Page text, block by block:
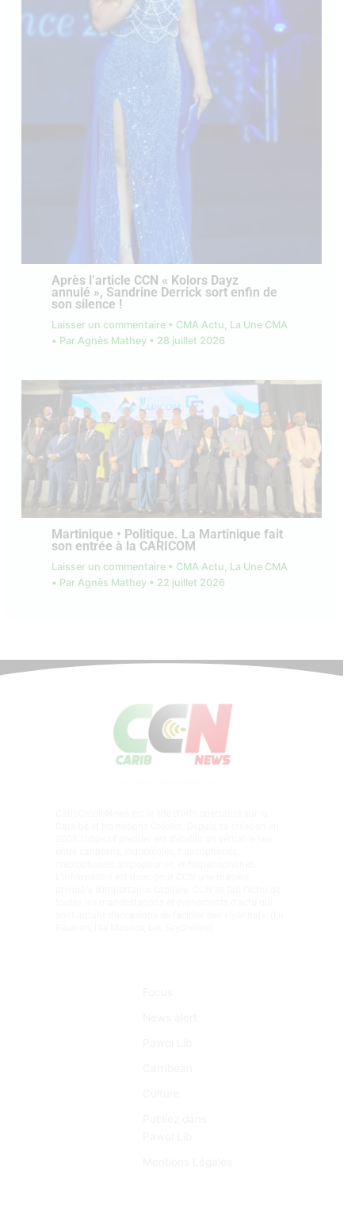
Après l’article CCN « Kolors Dayz
annulé », Sandrine Derrick sort enfin de
son silence !
Laisser un commentaire • CMA Actu La Une CMA
• Par Agnès Mathey • 28 juillet 2026
Martinique • Politique. La Martinique fait
son entrée à la CARICOM
Laisser un commentaire • CMA Actu La Une CMA
• Par Agnès Mathey • 22 juillet 2026